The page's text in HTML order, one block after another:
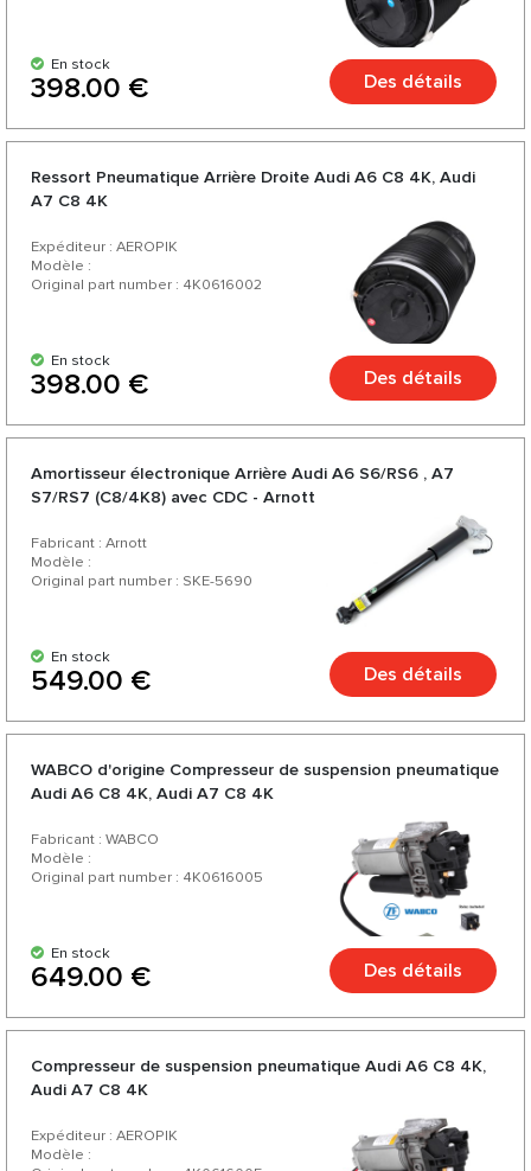
En stock
398.00 € Des détails
Ressort Pneumatique Arrière Droite Audi А6 C8 4K, Audi
А7 C8 4K
Expéditeur : AEROPIK
Modèle :
Original part number : 4K0616002
En stock
398.00 € Des détails
Amortisseur électronique Arrière Audi A6 S6/RS6 , A7
S7/RS7 (C8/4K8) avec CDC - Arnott
Fabricant : Arnott
Modèle :
Original part number : SKE-5690
En stock
549.00 € Des détails
WABCO d'origine Compresseur de suspension pneumatique
Audi А6 C8 4K, Audi А7 C8 4K
Fabricant : WABCO
Modèle :
Original part number : 4K0616005
En stock
649.00 € Des détails
Compresseur de suspension pneumatique Audi А6 C8 4K,
Audi А7 C8 4K
Expéditeur : AEROPIK
Modèle :